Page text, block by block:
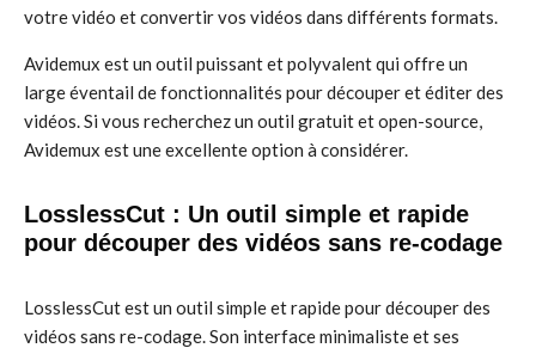
votre vidéo et convertir vos vidéos dans différents formats.
Avidemux est un outil puissant et polyvalent qui offre un
large éventail de fonctionnalités pour découper et éditer des
vidéos. Si vous recherchez un outil gratuit et open-source,
Avidemux est une excellente option à considérer.
LosslessCut : Un outil simple et rapide
pour découper des vidéos sans re-codage
LosslessCut est un outil simple et rapide pour découper des
vidéos sans re-codage. Son interface minimaliste et ses